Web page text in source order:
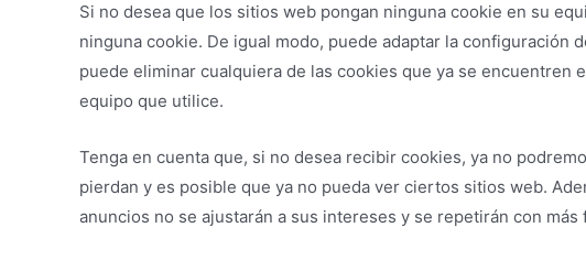
Si no desea que los sitios web pongan ninguna cookie en su
ninguna cookie. De igual modo, puede adaptar la configuración
puede eliminar cualquiera de las cookies que ya se encuentren
equipo que utilice.
Tenga en cuenta que, si no desea recibir cookies, ya no
pierdan y es posible que ya no pueda ver ciertos sitios web.
anuncios no se ajustarán a sus intereses y se repetirán con más